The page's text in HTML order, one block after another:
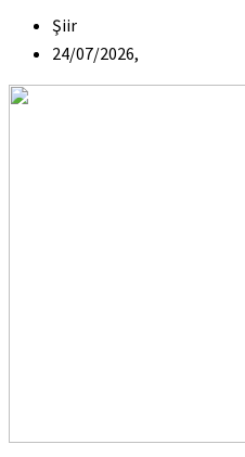
Şiir
24/07/2026,